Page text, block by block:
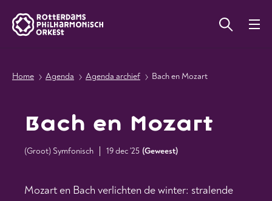
Home Agenda Agenda archief Bach en Mozart
Bach en Mozart
(Groot) Symfonisch 19 dec '25 (Geweest)
Mozart en Bach verlichten de winter: stralende